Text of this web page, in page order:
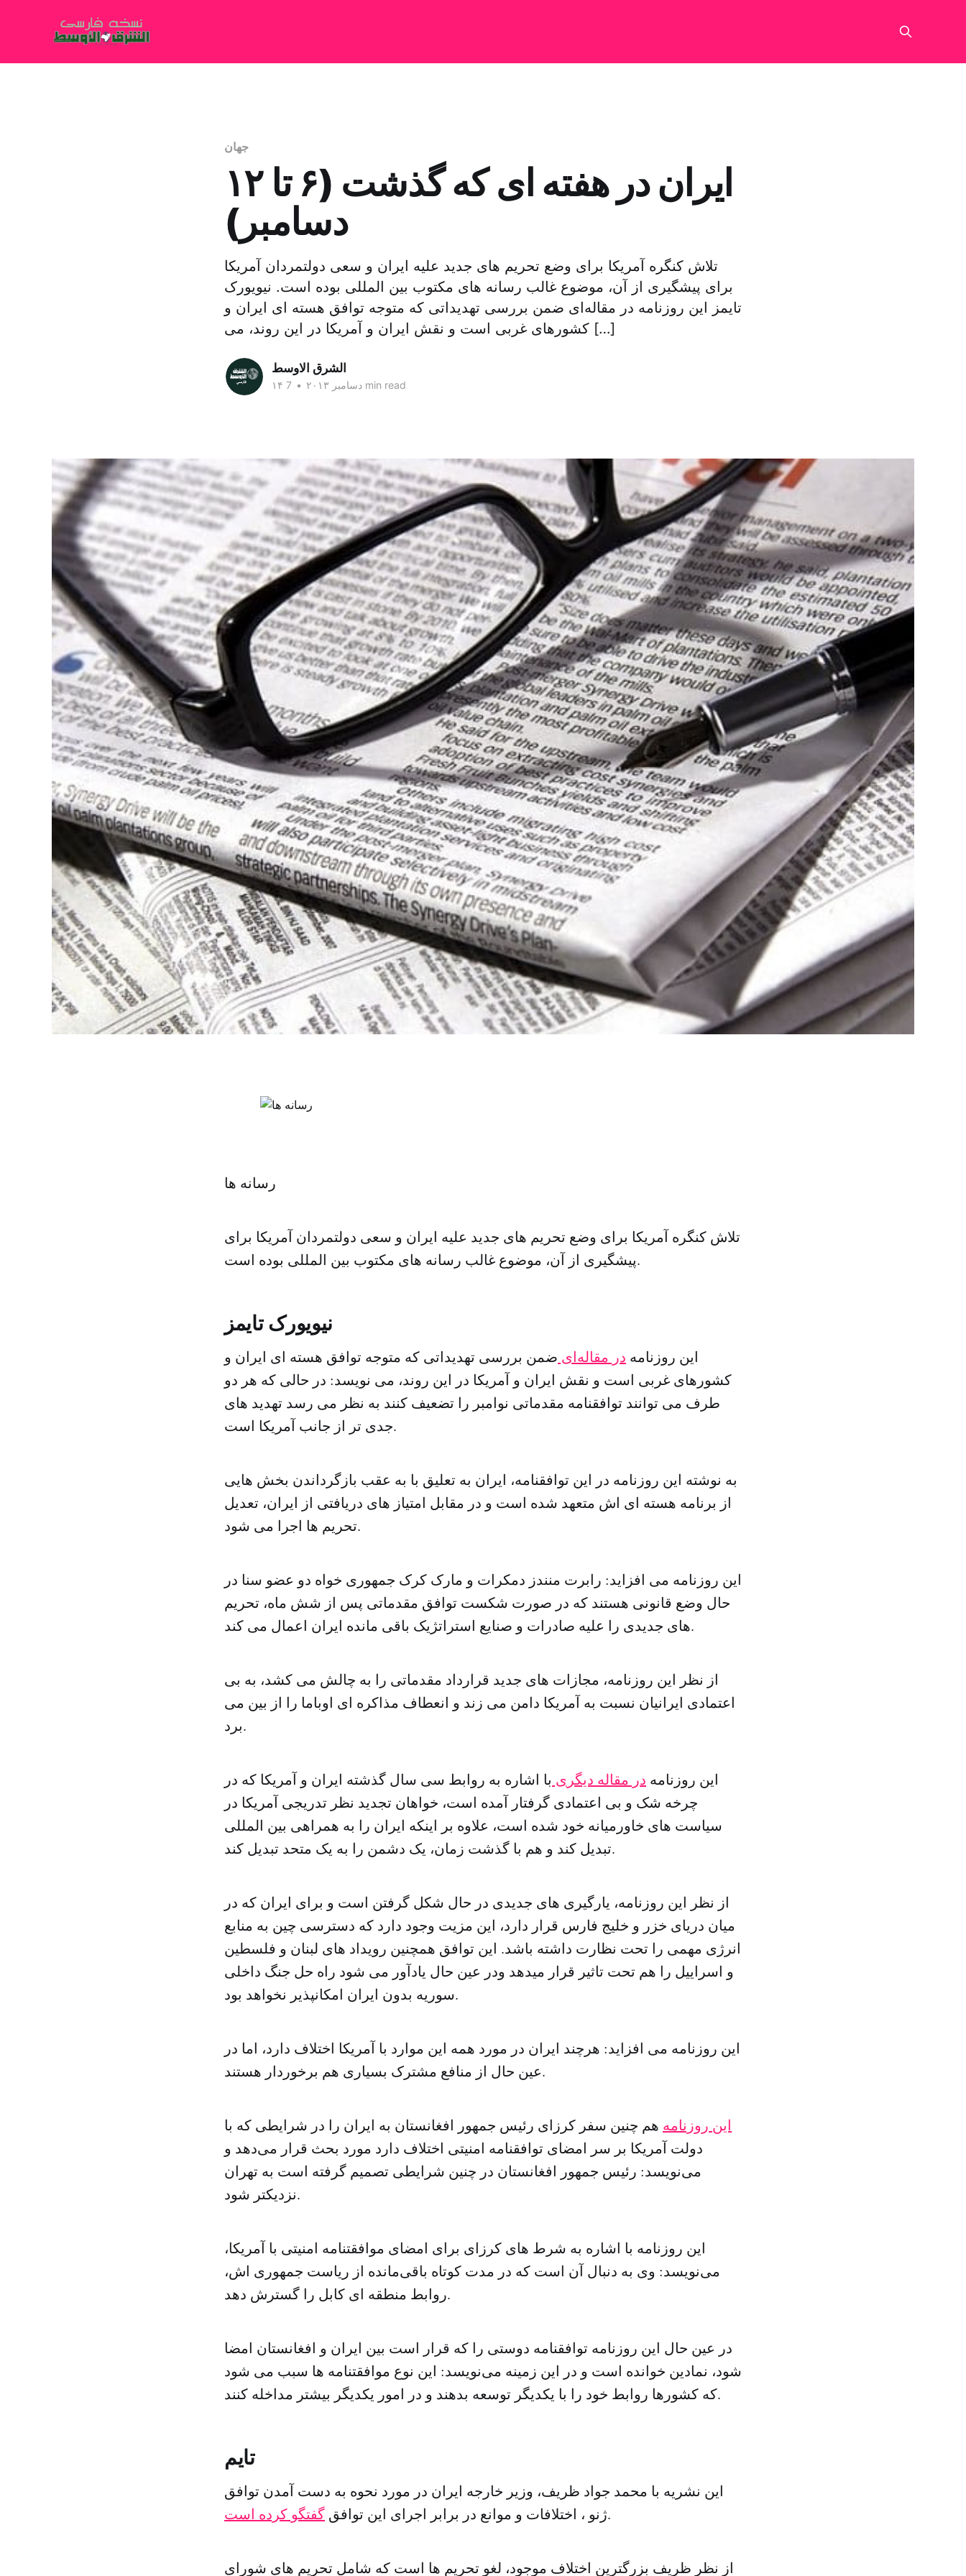
جهان
ایران در هفته ای که گذشت (۶ تا ۱۲
دسامبر)
تلاش کنگره آمریکا برای وضع تحریم های جدید علیه ایران و سعی دولتمردان آمریکا
برای پیشگیری از آن، موضوع غالب رسانه‌ های مکتوب بین المللی بوده است. نیویورک
تایمز این روزنامه در مقاله‌ای ضمن بررسی تهدیداتی که متوجه توافق هسته ای ایران و
کشورهای غربی است و نقش ایران و آمریکا در این روند، می […]
الشرق الاوسط
۱۴ دسامبر ۲۰۱۳ • 7 min read
رسانه ها
تلاش کنگره آمریکا برای وضع تحریم های جدید علیه ایران و سعی دولتمردان آمریکا برای
پیشگیری از آن، موضوع غالب رسانه‌ های مکتوب بین المللی بوده است.
نیویورک تایمز
این روزنامه در مقاله‌ای ضمن بررسی تهدیداتی که متوجه توافق هسته ای ایران و
کشورهای غربی است و نقش ایران و آمریکا در این روند، می نویسد: در حالی که هر دو
طرف می توانند توافقنامه مقدماتی نوامبر را تضعیف کنند به نظر می رسد تهدید های
جدی تر از جانب آمریکا است.
به نوشته این روزنامه در این توافقنامه، ایران به تعلیق با به عقب بازگرداندن بخش هایی
از برنامه هسته ای اش متعهد شده است و در مقابل امتیاز های دریافتی از ایران، تعدیل
تحریم ها اجرا می شود.
این روزنامه می افزاید: رابرت منندز دمکرات و مارک کرک جمهوری خواه دو عضو سنا در
حال وضع قانونی هستند که در صورت شکست توافق مقدماتی پس از شش ماه، تحریم
های جدیدی را علیه صادرات و صنایع استراتژیک باقی مانده ایران اعمال می کند.
از نظر این روزنامه، مجازات های جدید قرارداد مقدماتی را به چالش می کشد، به بی
اعتمادی ایرانیان نسبت به آمریکا دامن می زند و انعطاف مذاکره ای اوباما را از بین می
برد.
این روزنامه در مقاله دیگری با اشاره به روابط سی سال گذشته ایران و آمریکا که در
چرخه شک و بی اعتمادی گرفتار آمده است، خواهان تجدید نظر تدریجی آمریکا در
سیاست های خاورمیانه خود شده است، علاوه بر اینکه ایران را به همراهی بین المللی
تبدیل کند و هم با گذشت زمان، یک دشمن را به یک متحد تبدیل کند.
از نظر این روزنامه، یارگیری های جدیدی در حال شکل گرفتن است و برای ایران که در
میان دریای خزر و خلیج فارس قرار دارد، این مزیت وجود دارد که دسترسی چین به منابع
انرژی مهمی را تحت نظارت داشته باشد. این توافق همچنین رویداد های لبنان و فلسطین
و اسراییل را هم تحت تاثیر قرار میدهد ودر عین حال یادآور می شود راه حل جنگ داخلی
سوریه بدون ایران امکانپذیر نخواهد بود.
این روزنامه می افزاید: هرچند ایران در مورد همه این موارد با آمریکا اختلاف دارد، اما در
عین حال از منافع مشترک بسیاری هم برخوردار هستند.
این روزنامه هم چنین سفر کرزای رئیس جمهور افغانستان به ایران را در شرایطی که با
دولت آمریکا بر سر امضای توافقنامه امنیتی اختلاف دارد مورد بحث قرار می‌دهد و
می‌نویسد: رئیس جمهور افغانستان در چنین شرایطی تصمیم گرفته است به تهران
نزدیکتر شود.
این روزنامه با اشاره به شرط های کرزای برای امضای موافقتنامه امنیتی با آمریکا،
می‌نویسد: وی به دنبال آن است که در مدت کوتاه باقی‌مانده از ریاست جمهوری اش،
روابط منطقه ای کابل را گسترش دهد.
در عین حال این روزنامه توافقنامه دوستی را که قرار است بین ایران و افغانستان امضا
شود، نمادین خوانده است و در این زمینه می‌نویسد: این نوع موافقتنامه ها سبب می شود
که کشورها روابط خود را با یکدیگر توسعه بدهند و در امور یکدیگر بیشتر مداخله کنند.
تایم
این نشریه با محمد جواد ظریف، وزیر خارجه ایران در مورد نحوه به دست آمدن توافق
ژنو ، اختلافات و موانع در برابر اجرای این توافق گفتگو کرده است .
از نظر ظریف بزرگترین اختلاف موجود، لغو تحریم ها است که شامل تحریم های شورای